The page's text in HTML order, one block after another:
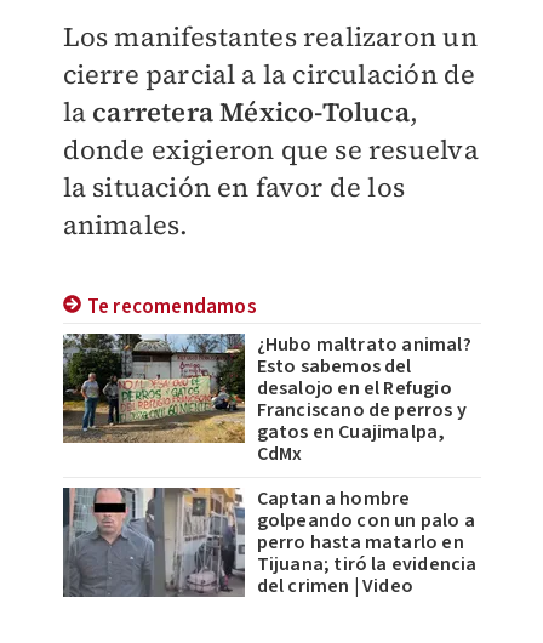
Los manifestantes realizaron un
cierre parcial a la circulación de
la carretera México-Toluca,
donde exigieron que se resuelva
la situación en favor de los
animales.
Te recomendamos
¿Hubo maltrato animal?
Esto sabemos del
desalojo en el Refugio
Franciscano de perros y
gatos en Cuajimalpa,
CdMx
Captan a hombre
golpeando con un palo a
perro hasta matarlo en
Tijuana; tiró la evidencia
del crimen | Video